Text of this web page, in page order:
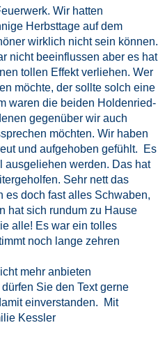
Wir hatten
Herbsttage auf dem
wirklich nicht sein können.
nicht beeinflussen aber es hat
tollen Effekt verliehen. Wer
möchte, der sollte solch eine
waren die beiden Holdenried-
gegenüber wir auch
möchten. Wir haben
und aufgehoben gefühlt. Es
ausgeliehen werden. Das hat
Sehr nett das
es doch fast alles Schwaben,
hat sich rundum zu Hause
alle! Es war ein tolles
noch lange zehren
mehr anbieten
Sie den Text gerne
einverstanden. Mit
Kessler